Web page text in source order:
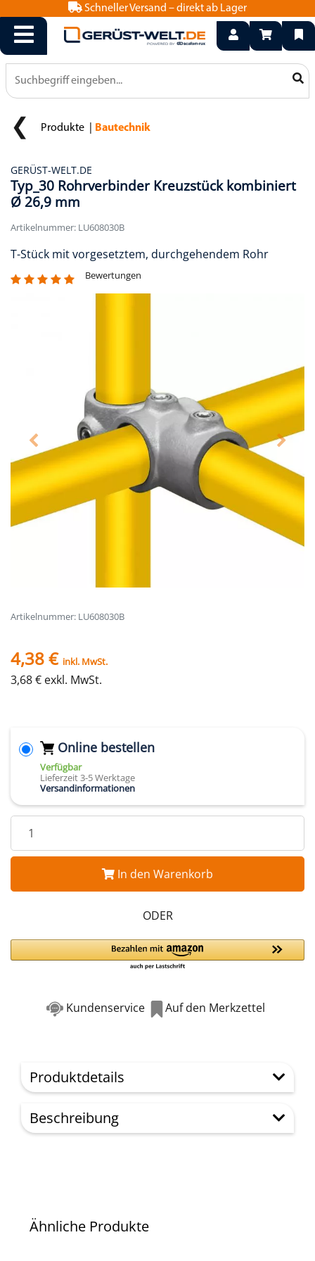
Schneller Versand – direkt ab Lager
0800 15 50 550
info@geruest-welt.de
Produkte Bautechnik
GERÜST-WELT.DE
Typ_30 Rohrverbinder Kreuzstück kombiniert
Ø 26,9 mm
Artikelnummer: LU608030B
T-Stück mit vorgesetztem, durchgehendem Rohr
Bewertungen
Artikelnummer: LU608030B
4,38 € inkl. MwSt.
3,68 € exkl. MwSt.
Online bestellen
Verfügbar
Lieferzeit 3-5 Werktage
Versandinformationen
In den Warenkorb
ODER
Kundenservice Auf den Merkzettel
Produktdetails
Beschreibung
Ähnliche Produkte